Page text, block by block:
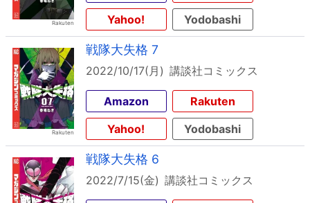
Yahoo!
Yodobashi
戦隊大失格 7
2022/10/17(月) 講談社コミックス
Amazon
Rakuten
Yahoo!
Yodobashi
戦隊大失格 6
2022/7/15(金) 講談社コミックス